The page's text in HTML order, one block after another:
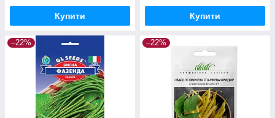
Купити Купити
–22% –22%